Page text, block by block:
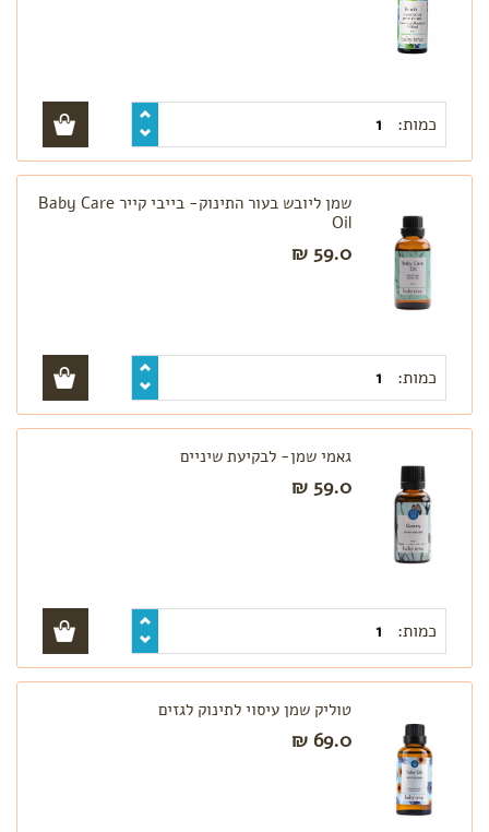
כמות:
שמן ליובש בעור התינוק- בייבי קייר Baby Care
Oil
59.0 ₪
כמות:
גאמי שמן- לבקיעת שיניים
59.0 ₪
כמות:
טוליק שמן עיסוי לתינוק לגזים
69.0 ₪